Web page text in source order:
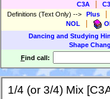
C3A
Definitions (Text Only) --> Plus
NOL
Dancing and Studying
Shape
Find call:
1/4 (or 3/4) Mix